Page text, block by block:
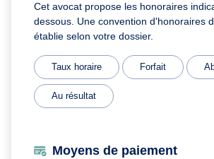
Cet avocat propose les honoraires
dessous. Une convention d'honoraires
établie selon votre dossier.
Taux horaire Forfait
Au résultat
Moyens de paiement